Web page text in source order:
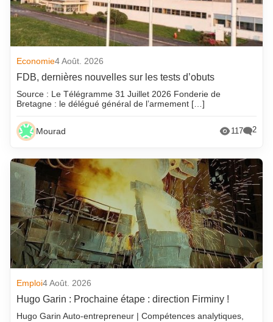
Economie4 Août. 2026
FDB, dernières nouvelles sur les tests d’obuts
Source : Le Télégramme 31 Juillet 2026 Fonderie de
Bretagne : le délégué général de l’armement […]
Mourad 117 2
Emploi4 Août. 2026
Hugo Garin : Prochaine étape : direction Firminy !
Hugo Garin Auto-entrepreneur | Compétences analytiques,